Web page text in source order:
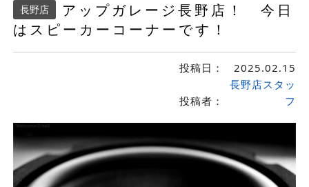
長野店
アップガレージ長野店！ 今日
はスピーカーコーナーです！
投稿日： 2025.02.15
投稿者：
長野店スタッ
フ